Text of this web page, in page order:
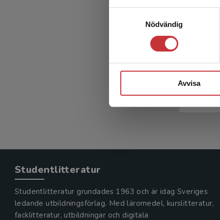
Nödvändig
Avvisa
Öhman,
Studentlitteratur
Studentlitteratur grundades 1963 och är idag Sveriges
ledande utbildningsförlag. Med läromedel, kurslitteratur,
facklitteratur, utbildningar och digitala